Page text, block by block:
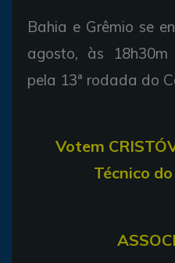
Bahia e Grêmio se
agosto, às
pela 13ª rodada do
Votem
Técnico